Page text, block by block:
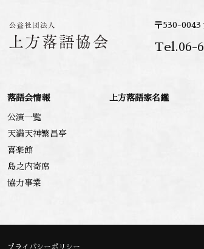
〒530-0043
Tel.06-
落語会情報
公演一覧
天満天神繁昌亭
喜楽館
島之内寄席
協力事業
上方落語家名鑑
プライバシーポリシー